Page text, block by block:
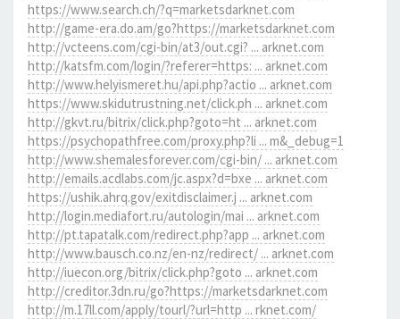
https://www.search.ch/?q=marketsdarknet.com
http://game-era.do.am/go?https://marketsdarknet.com
http://vcteens.com/cgi-bin/at3/out.cgi? ... arknet.com
http://katsfm.com/login/?referer=https: ... arknet.com
http://www.helyismeret.hu/api.php?actio ... arknet.com
https://www.skidutrustning.net/click.ph ... arknet.com
http://gkvt.ru/bitrix/click.php?goto=ht ... arknet.com
https://psychopathfree.com/proxy.php?li ... m&_debug=1
http://www.shemalesforever.com/cgi-bin/ ... arknet.com
http://emails.acdlabs.com/jc.aspx?d=bxe ... arknet.com
https://ushik.ahrq.gov/exitdisclaimer.j ... arknet.com
http://login.mediafort.ru/autologin/mai ... arknet.com
http://pt.tapatalk.com/redirect.php?app ... arknet.com
http://www.bausch.co.nz/en-nz/redirect/ ... arknet.com
http://iuecon.org/bitrix/click.php?goto ... arknet.com
http://creditor.3dn.ru/go?https://marketsdarknet.com
http://m.17ll.com/apply/tourl/?url=http ... rknet.com/